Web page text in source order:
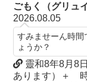
ごもく（グリュ
2026.08.05
すみませーん時間
ょうか？
靈和8年8月8
あります）＋